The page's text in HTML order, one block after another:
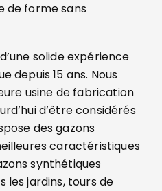
de forme sans
solide expérience
depuis 15 ans. Nous
usine de fabrication
d’être considérés
des gazons
caractéristiques
synthétiques
les jardins, tours de